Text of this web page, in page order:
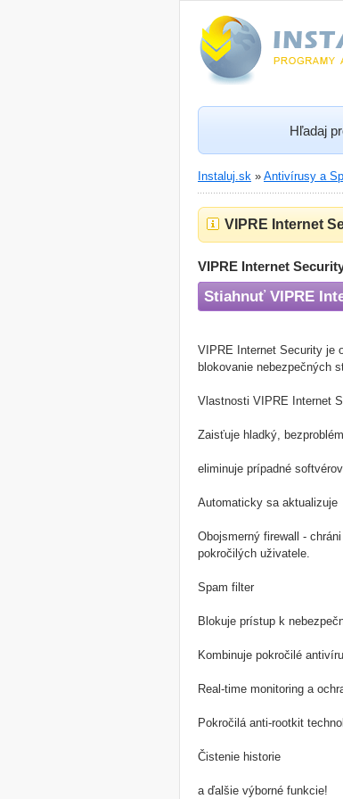
Hľadaj
Instaluj.sk » Antivírusy a
VIPRE Internet
VIPRE Internet
Stiahnuť VIPRE
VIPRE Internet Security je
blokovanie nebezpečných
Vlastnosti VIPRE Internet
Zaisťuje hladký,
eliminuje prípadné
Automaticky sa aktualizuje
Obojsmerný firewall -
pokročilých uživatele.
Spam filter
Blokuje prístup k
Kombinuje pokročilé
Real-time monitoring a
Pokročilá anti-rootkit
Čistenie historie
a ďalšie výborné funkcie!